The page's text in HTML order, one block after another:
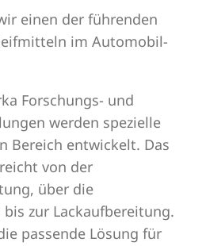
einen der führenden
im Automobil-
Forschungs- und
werden spezielle
Bereich entwickelt. Das
von der
über die
bis zur Lackaufbereitung.
passende Lösung für